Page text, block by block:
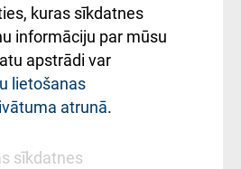
kuras sīkdatnes
informāciju par mūsu
apstrādi var
lietošanas
atrunā.
sīkdatnes